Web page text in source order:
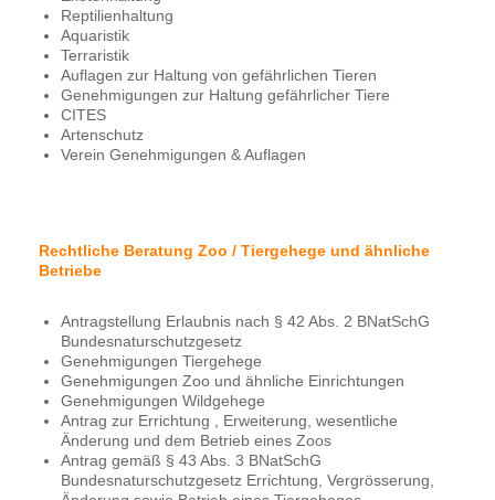
Reptilienhaltung
Aquaristik
Terraristik
Auflagen zur Haltung von gefährlichen Tieren
Genehmigungen zur Haltung gefährlicher Tiere
CITES
Artenschutz
Verein Genehmigungen & Auflagen
Rechtliche Beratung Zoo / Tiergehege und ähnliche
Betriebe
Antragstellung Erlaubnis nach § 42 Abs. 2 BNatSchG
Bundesnaturschutzgesetz
Genehmigungen Tiergehege
Genehmigungen Zoo und ähnliche Einrichtungen
Genehmigungen Wildgehege
Antrag zur Errichtung , Erweiterung, wesentliche
Änderung und dem Betrieb eines Zoos
Antrag gemäß § 43 Abs. 3 BNatSchG
Bundesnaturschutzgesetz Errichtung, Vergrösserung,